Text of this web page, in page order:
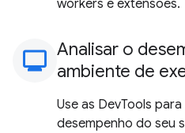
workers e extensões.
monitoring
Analisar o
ambiente de
Use as DevTools
desempenho do seu